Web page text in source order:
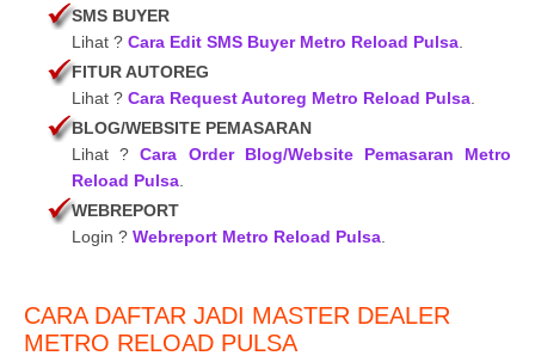
SMS BUYER
Lihat ? Cara Edit SMS Buyer Metro Reload Pulsa
FITUR AUTOREG
Lihat ? Cara Request Autoreg Metro Reload Pulsa
BLOG/WEBSITE PEMASARAN
Lihat ?Cara Order Blog/Website Pemasaran Metro
Reload Pulsa
WEBREPORT
Login ? Webreport Metro Reload Pulsa
CARA DAFTAR JADI MASTER DEALER
METRO RELOAD PULSA